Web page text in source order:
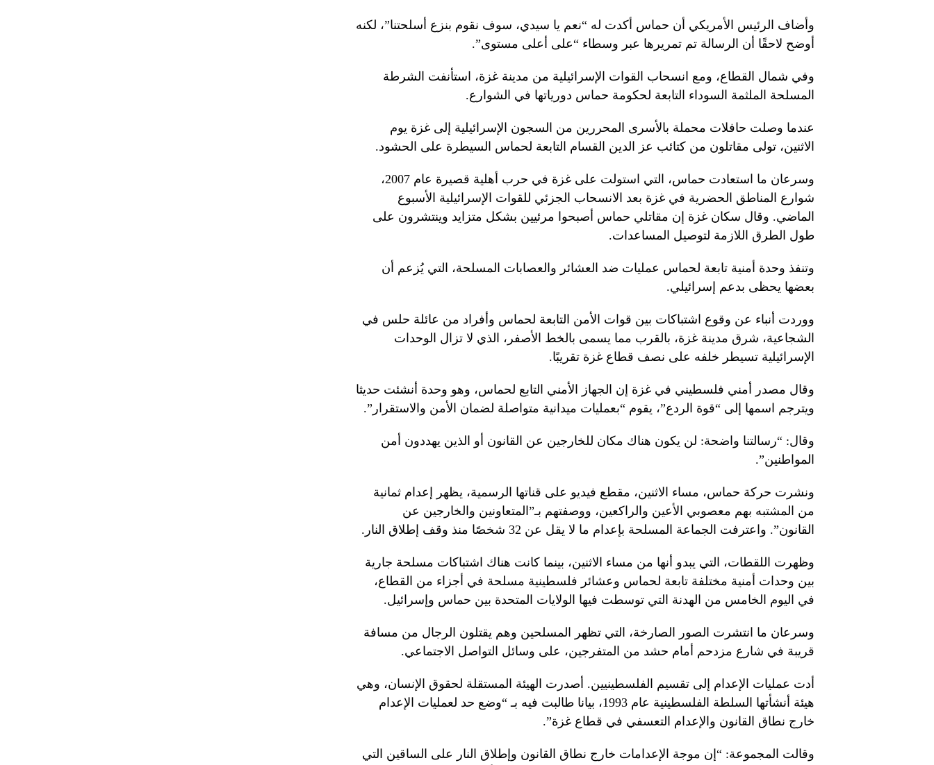
وأضاف الرئيس الأمريكي أن حماس أكدت له “نعم يا سيدي، سوف نقوم بنزع أسلحتنا”، لكنه
أوضح لاحقًا أن الرسالة تم تمريرها عبر وسطاء “على أعلى مستوى”.
وفي شمال القطاع، ومع انسحاب القوات الإسرائيلية من مدينة غزة، استأنفت الشرطة
المسلحة الملثمة السوداء التابعة لحكومة حماس دورياتها في الشوارع.
عندما وصلت حافلات محملة بالأسرى المحررين من السجون الإسرائيلية إلى غزة يوم
الاثنين، تولى مقاتلون من كتائب عز الدين القسام التابعة لحماس السيطرة على الحشود.
وسرعان ما استعادت حماس، التي استولت على غزة في حرب أهلية قصيرة عام 2007،
شوارع المناطق الحضرية في غزة بعد الانسحاب الجزئي للقوات الإسرائيلية الأسبوع
الماضي. وقال سكان غزة إن مقاتلي حماس أصبحوا مرئيين بشكل متزايد وينتشرون على
طول الطرق اللازمة لتوصيل المساعدات.
وتنفذ وحدة أمنية تابعة لحماس عمليات ضد العشائر والعصابات المسلحة، التي يُزعم أن
بعضها يحظى بدعم إسرائيلي.
ووردت أنباء عن وقوع اشتباكات بين قوات الأمن التابعة لحماس وأفراد من عائلة حلس في
الشجاعية، شرق مدينة غزة، بالقرب مما يسمى بالخط الأصفر، الذي لا تزال الوحدات
الإسرائيلية تسيطر خلفه على نصف قطاع غزة تقريبًا.
وقال مصدر أمني فلسطيني في غزة إن الجهاز الأمني ​​التابع لحماس، وهو وحدة أنشئت حديثا
ويترجم اسمها إلى “قوة الردع”، يقوم “بعمليات ميدانية متواصلة لضمان الأمن والاستقرار”.
وقال: “رسالتنا واضحة: لن يكون هناك مكان للخارجين عن القانون أو الذين يهددون أمن
المواطنين”.
ونشرت حركة حماس، مساء الاثنين، مقطع فيديو على قناتها الرسمية، يظهر إعدام ثمانية
من المشتبه بهم معصوبي الأعين والراكعين، ووصفتهم بـ”المتعاونين والخارجين عن
القانون”. واعترفت الجماعة المسلحة بإعدام ما لا يقل عن 32 شخصًا منذ وقف إطلاق النار.
وظهرت اللقطات، التي يبدو أنها من مساء الاثنين، بينما كانت هناك اشتباكات مسلحة جارية
بين وحدات أمنية مختلفة تابعة لحماس وعشائر فلسطينية مسلحة في أجزاء من القطاع،
في اليوم الخامس من الهدنة التي توسطت فيها الولايات المتحدة بين حماس وإسرائيل.
وسرعان ما انتشرت الصور الصارخة، التي تظهر المسلحين وهم يقتلون الرجال من مسافة
قريبة في شارع مزدحم أمام حشد من المتفرجين، على وسائل التواصل الاجتماعي.
أدت عمليات الإعدام إلى تقسيم الفلسطينيين. أصدرت الهيئة المستقلة لحقوق الإنسان، وهي
هيئة أنشأتها السلطة الفلسطينية عام 1993، بيانا طالبت فيه بـ “وضع حد لعمليات الإعدام
خارج نطاق القانون والإعدام التعسفي في قطاع غزة”.
وقالت المجموعة: “إن موجة الإعدامات خارج نطاق القانون وإطلاق النار على الساقين التي